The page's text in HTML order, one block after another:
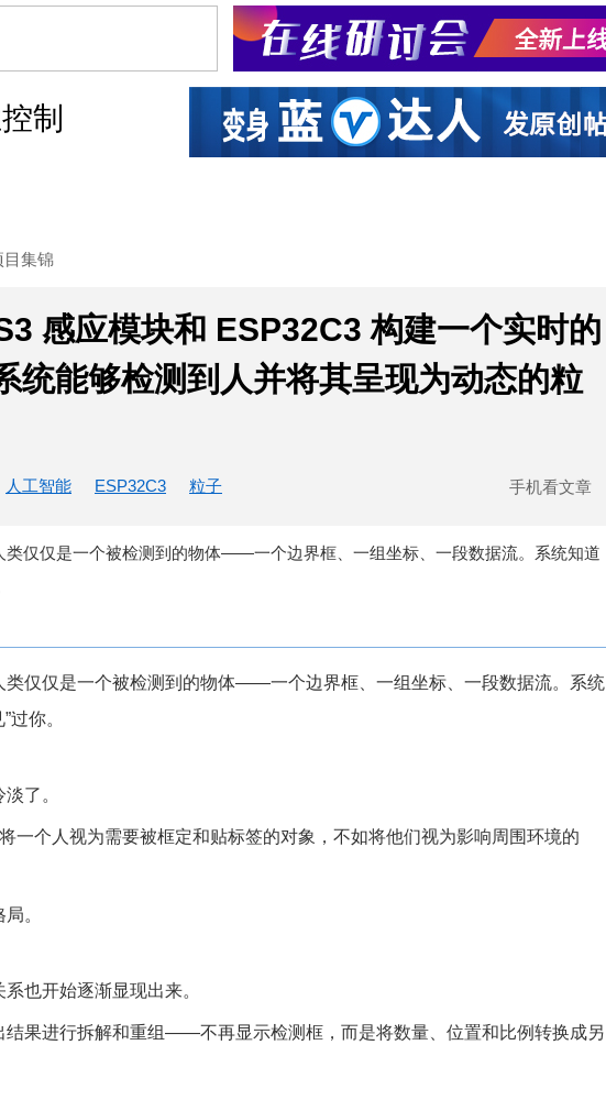
制
目集锦
感应模块和 ESP32C3 构建一个实时的
统能够检测到人并将其呈现为动态的粒
人工智能 ESP32C3 粒子 手机看文章
类仅仅是一个被检测到的物体——一个边界框、一组坐标、一段数据流。系统知道
类仅仅是一个被检测到的物体——一个边界框、一组坐标、一段数据流。系统
过你。
了。
一个人视为需要被框定和贴标签的对象，不如将他们视为影响周围环境的
。
也开始逐渐显现出来。
结果进行拆解和重组——不再显示检测框，而是将数量、位置和比例转换成另